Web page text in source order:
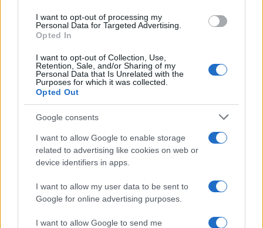
I want to opt-out of processing my
Personal Data for Targeted Advertising.
Opted In
I want to opt-out of Collection, Use,
Retention, Sale, and/or Sharing of my
Personal Data that Is Unrelated with the
Purposes for which it was collected.
Opted Out
Google consents
I want to allow Google to enable storage
related to advertising like cookies on web or
device identifiers in apps.
I want to allow my user data to be sent to
Google for online advertising purposes.
I want to allow Google to send me
Continua a leggere
B2B NEWS
Ripensare le tecnologie umanitarie oltre i criteri dei